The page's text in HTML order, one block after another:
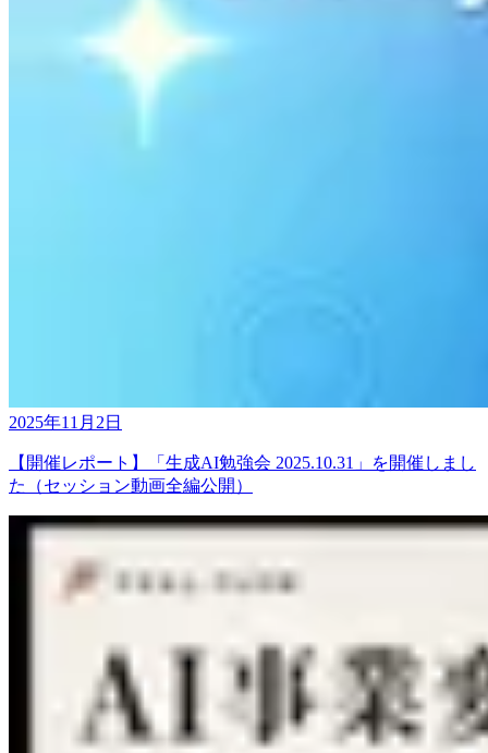
2025年11月2日
【開催レポート】「生成AI勉強会 2025.10.31」を開催しまし
た（セッション動画全編公開）